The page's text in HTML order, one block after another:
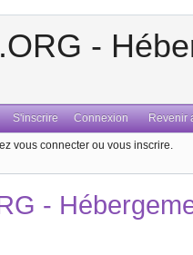
-
S'inscrire Connexion Revenir
vous connecter ou vous inscrire.
-